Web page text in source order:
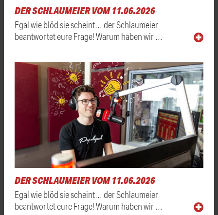
DER SCHLAUMEIER VOM 11.06.2026
Egal wie blöd sie scheint… der Schlaumeier
beantwortet eure Frage! Warum haben wir …
DER SCHLAUMEIER VOM 11.06.2026
Egal wie blöd sie scheint… der Schlaumeier
beantwortet eure Frage! Warum haben wir …